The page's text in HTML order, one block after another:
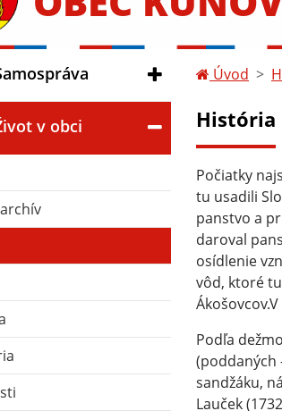
v obci
Úvod
História
Počiatky
tu usadili
panstvo a
daroval
osídlenie
vôd, ktoré
Podľa
(poddaných
sandžáku,
Lauček